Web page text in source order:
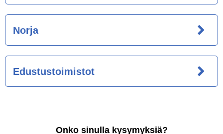
Norja
Edustustoimistot
Onko sinulla kysymyksiä?